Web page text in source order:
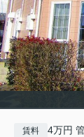
賃料 4万円